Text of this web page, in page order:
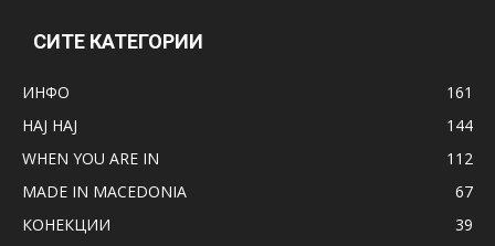
СИТЕ КАТЕГОРИИ
ИНФО
161
НАЈ НАЈ
144
WHEN YOU ARE IN
112
MADE IN MACEDONIA
67
КОНЕКЦИИ
39